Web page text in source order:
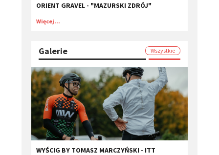
ORIENT GRAVEL - "MAZURSKI ZDRÓJ"
Więcej...
Galerie Wszystkie
WYŚCIG BY TOMASZ MARCZYŃSKI - ITT